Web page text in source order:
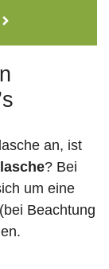
an, ist
? Bei
um eine
Beachtung